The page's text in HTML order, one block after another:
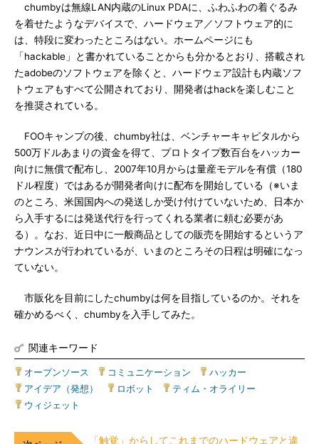
chumbyは無線LAN内蔵のLinux PDAに、ふわふわの着ぐるみ
を着せたようなデバイスで、ハードウェア／ソフトウェア的に
は、特段に変わったところはない。ホームページにも
「hackable」と書かれていることからも分かるとおり、搭載され
たadobeのソフトウェアを除くと、ハードウェア設計も内蔵ソフ
トウェアもすべて公開されており、開発者はhackを楽しむこと
を推奨されている。
FOOキャンプの後、chumby社は、ベンチャーキャピタルから
500万ドルあまりの資金を得て、プロトタイプ数百台をハッカー
向けに無償で配布し、2007年10月からは量産モデルを有償（180
ドル程度）ではあるが開発者向けに配布を開始している（※いま
のところ、米国国内への発送しか受け付けていないため、日本か
ら入手するには発送代行を行ってくれる業者に頼む必要があ
る）。なお、近日中に一般商品としての販売を開始するというア
ナウンスが行われているが、いまのところその日程は明確になっ
ていない。
市販化を目前にしたchumbyは何を目指しているのか。それを
確かめるべく、chumbyを入手してみた。
関連キーワード
オープンソース コミュニケーション ハッカー
アイデア（発想）
ロボット ティム・オライリー
ウィジェット
「触覚」からしてこれまでのハードウェアと違